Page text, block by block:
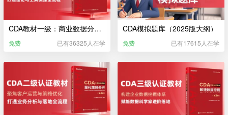
CDA教材一级：商业数据分析（2025版大纲）
免费 已有36325人在学
CDA模拟题库（2025版大纲）
免费 已有17615人在学